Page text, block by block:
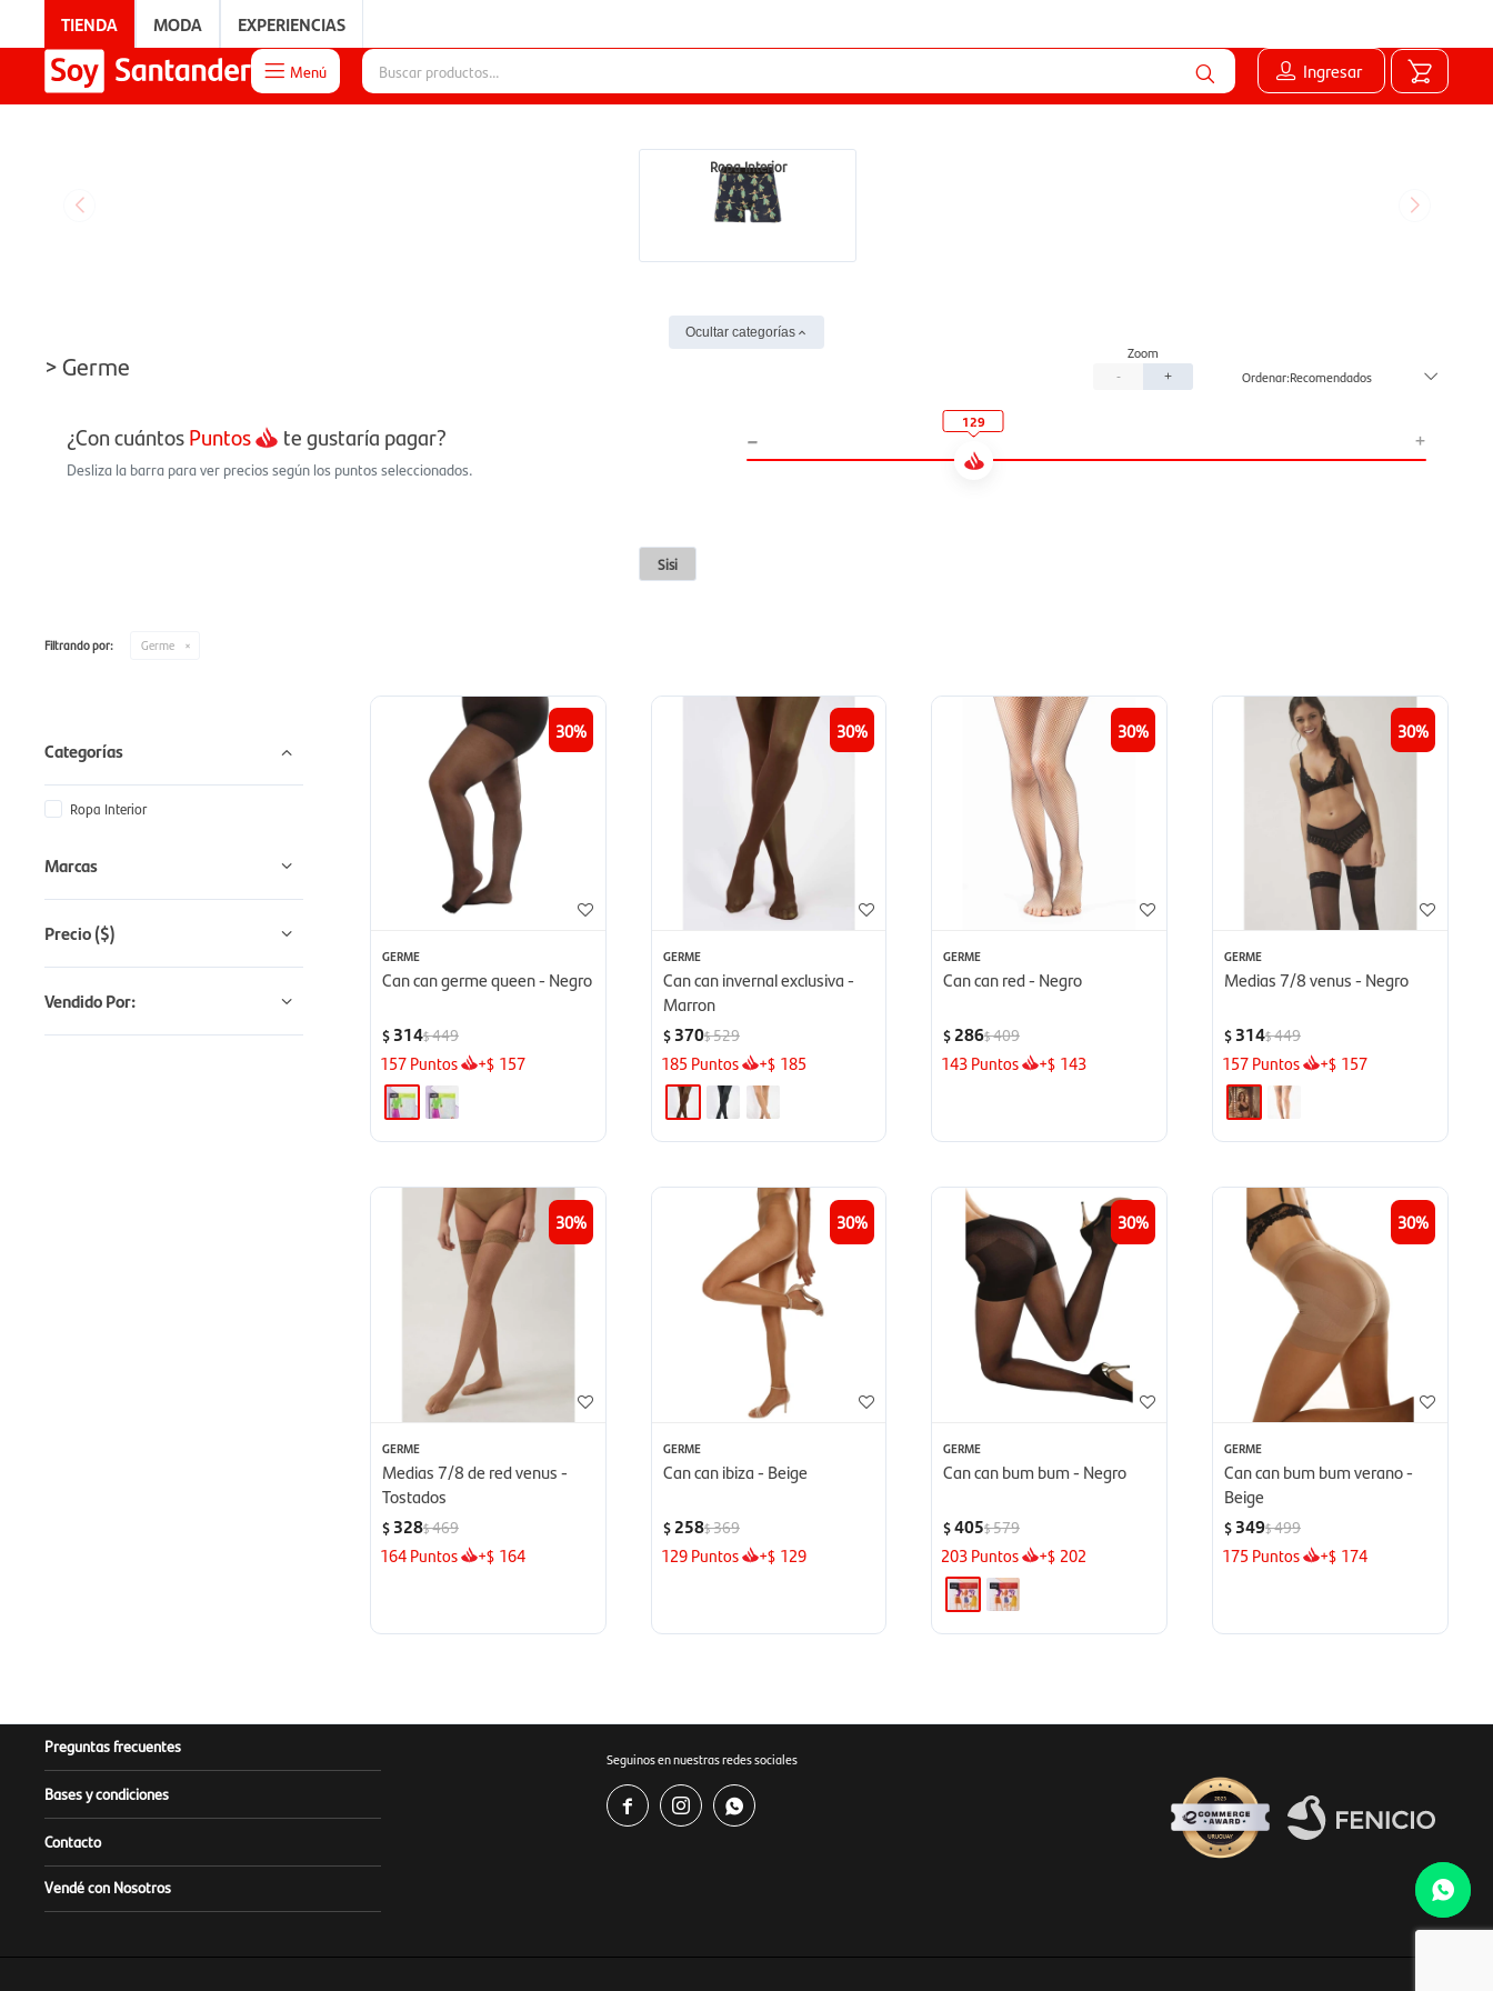
TIENDA MODA EXPERIENCIAS
 Menú Ingresar
Ropa Interior
Ocultar categorías
> Germe - + Recomendados
¿Con cuántosPuntos te gustaría pagar?
Desliza la barra para ver precios según los puntos seleccionados.
- +
129
Sisi
Filtrando por: Germe
30
GERME
Can can germe queen - Negro
$ 314$449
157Puntos +$ 157
30
GERME
Can can invernal exclusiva -
Marron
$ 370$529
185 Puntos +$ 185
30
GERME
Can can red - Negro
$286$409
143Puntos +$ 143
30
GERME
Medias 7/8 venus - Negro
$ 314$449
157Puntos +$ 157
30
GERME
Medias 7/8 de red venus -
Tostados
$ 328$469
164Puntos +$ 164
30
GERME
Can can ibiza - Beige
$258$369
129Puntos +$ 129
30
GERME
Can can bum bum - Negro
$405$579
203Puntos +$ 202
30
GERME
Can can bum bum verano -
Beige
$ 349$499
175 Puntos +$ 174
Categorías
Ropa Interior
Marcas
Precio($)
Vendido Por:
Preguntas frecuentes
Bases y condiciones
Contacto
Vendé con Nosotros
Seguinos en nuestras redes sociales
  
Fenicio eCommerce Uruguay